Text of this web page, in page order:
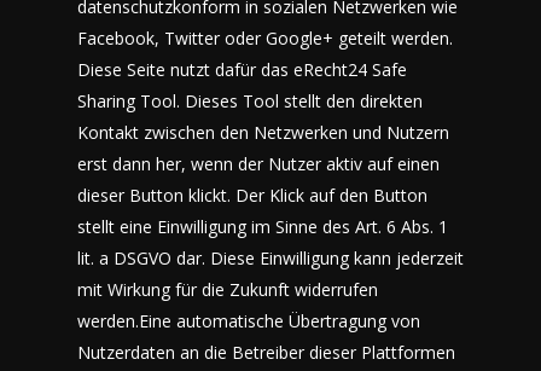
datenschutzkonform in sozialen Netzwerken wie
Facebook, Twitter oder Google+ geteilt werden.
Diese Seite nutzt dafür das eRecht24 Safe
Sharing Tool. Dieses Tool stellt den direkten
Kontakt zwischen den Netzwerken und Nutzern
erst dann her, wenn der Nutzer aktiv auf einen
dieser Button klickt. Der Klick auf den Button
stellt eine Einwilligung im Sinne des Art. 6 Abs. 1
lit. a DSGVO dar. Diese Einwilligung kann jederzeit
mit Wirkung für die Zukunft widerrufen
werden.Eine automatische Übertragung von
Nutzerdaten an die Betreiber dieser Plattformen